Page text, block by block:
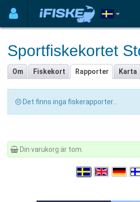
Sportfiskekortet
Om Fiskekort Rapporter Karta
Det finns inga fiskerapporter...
Din varukorg är tom.